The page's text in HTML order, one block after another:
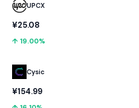
UPCX
¥25.08
↑ 19.00%
Cysic
¥154.99